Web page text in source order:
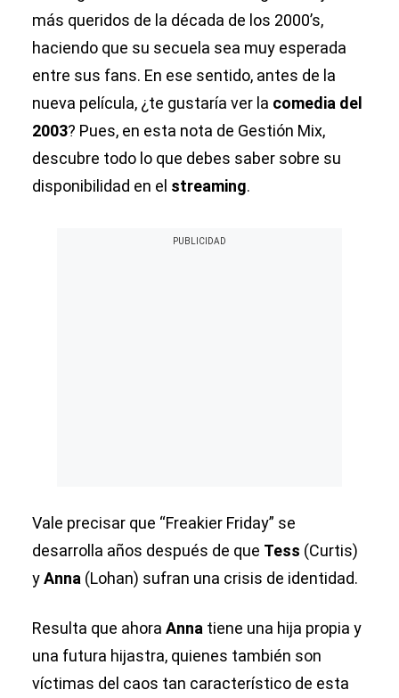
más queridos de la década de los 2000’s,
haciendo que su secuela sea muy esperada
entre sus fans. En ese sentido, antes de la
nueva película, ¿te gustaría ver la comedia del
2003? Pues, en esta nota de Gestión Mix,
descubre todo lo que debes saber sobre su
disponibilidad en el streaming.
Vale precisar que “Freakier Friday” se
desarrolla años después de que Tess (Curtis)
yAnna (Lohan) sufran una crisis de identidad.
Resulta que ahora Anna tiene una hija propia y
una futura hijastra, quienes también son
víctimas del caos tan característico de esta